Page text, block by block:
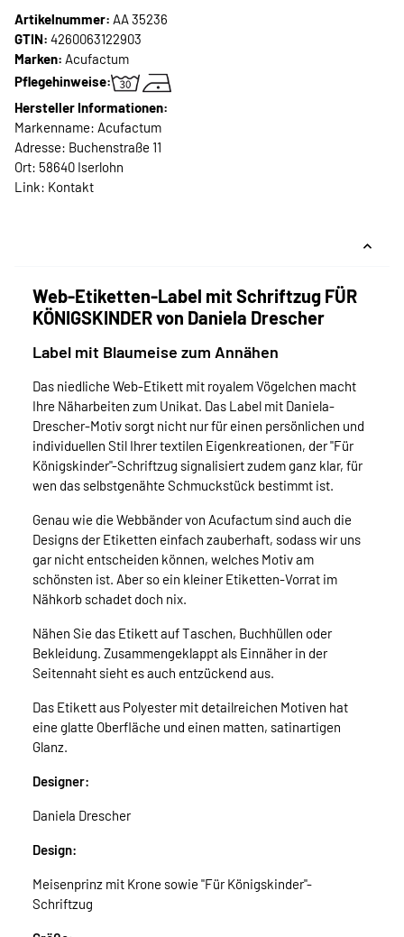
Artikelnummer: AA 35236
GTIN: 4260063122903
Marken: Acufactum
Pflegehinweise:
Hersteller Informationen:
Markenname: Acufactum
Adresse: Buchenstraße 11
Ort: 58640 Iserlohn
Link: Kontakt
Web-Etiketten-Label mit Schriftzug FÜR
KÖNIGSKINDER von Daniela Drescher
Label mit Blaumeise zum Annähen
Das niedliche Web-Etikett mit royalem Vögelchen macht
Ihre Näharbeiten zum Unikat. Das Label mit Daniela-
Drescher-Motiv sorgt nicht nur für einen persönlichen und
individuellen Stil Ihrer textilen Eigenkreationen, der "Für
Königskinder"-Schriftzug signalisiert zudem ganz klar, für
wen das selbstgenähte Schmuckstück bestimmt ist.
Genau wie die Webbänder von Acufactum sind auch die
Designs der Etiketten einfach zauberhaft, sodass wir uns
gar nicht entscheiden können, welches Motiv am
schönsten ist. Aber so ein kleiner Etiketten-Vorrat im
Nähkorb schadet doch nix.
Nähen Sie das Etikett auf Taschen, Buchhüllen oder
Bekleidung. Zusammengeklappt als Einnäher in der
Seitennaht sieht es auch entzückend aus.
Das Etikett aus Polyester mit detailreichen Motiven hat
eine glatte Oberfläche und einen matten, satinartigen
Glanz.
Designer:
Daniela Drescher
Design:
Meisenprinz mit Krone sowie "Für Königskinder"-
Schriftzug